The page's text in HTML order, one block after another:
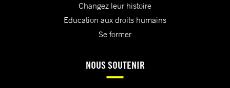
Changez leur histoire
Education aux droits humains
Se former
NOUS SOUTENIR